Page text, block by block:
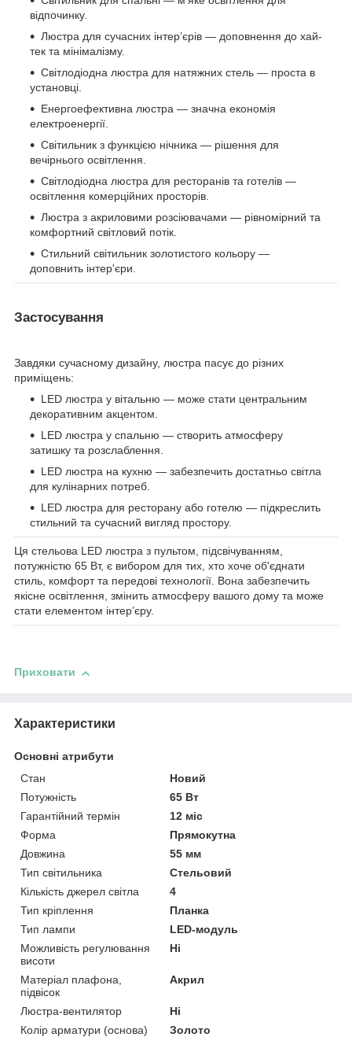
відпочинку.
Люстра для сучасних інтер’єрів — доповнення до хай-
тек та мінімалізму.
Світлодіодна люстра для натяжних стель — проста в
установці.
Енергоефективна люстра — значна економія
електроенергії.
Світильник з функцією нічника — рішення для
вечірнього освітлення.
Світлодіодна люстра для ресторанів та готелів —
освітлення комерційних просторів.
Люстра з акриловими розсіювачами — рівномірний та
комфортний світловий потік.
Стильний світильник золотистого кольору —
доповнить інтер'єри.
Застосування
Завдяки сучасному дизайну, люстра пасує до різних
приміщень:
LED люстра у вітальню — може стати центральним
декоративним акцентом.
LED люстра у спальню — створить атмосферу
затишку та розслаблення.
LED люстра на кухню — забезпечить достатньо світла
для кулінарних потреб.
LED люстра для ресторану або готелю — підкреслить
стильний та сучасний вигляд простору.
Ця стельова LED люстра з пультом, підсвічуванням,
потужністю 65 Вт, є вибором для тих, хто хоче об'єднати
стиль, комфорт та передові технології. Вона забезпечить
якісне освітлення, змінить атмосферу вашого дому та може
стати елементом інтер’єру.
Приховати
Характеристики
Основні атрибути
Стан
Новий
Потужність
65 Вт
Гарантійний термін
12 міс
Форма
Прямокутна
Довжина
55 мм
Тип світильника
Стельовий
Кількість джерел світла
4
Тип кріплення
Планка
Тип лампи
LED-модуль
Можливість регулювання
висоти
Ні
Матеріал плафона,
підвісок
Акрил
Люстра-вентилятор
Ні
Колір арматури (основа)
Золото